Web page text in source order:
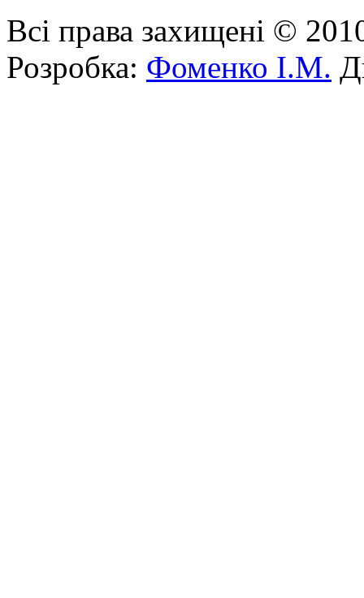
Всі права захищені ©
Розробка: Фоменко І.М.